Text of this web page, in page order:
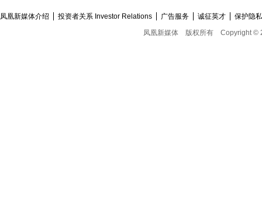
凤凰新媒体介绍 投资者关系 Investor Relations 广告服务 诚征英才
保护隐
凤凰新媒体
版权所有 Copyright ©